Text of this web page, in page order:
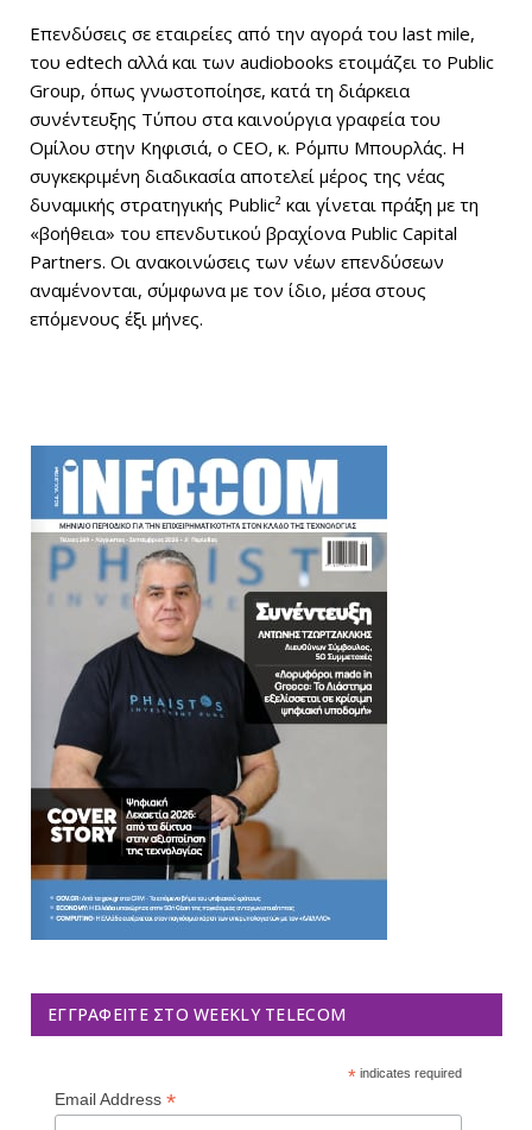
Επενδύσεις σε εταιρείες από την αγορά του last mile,
του edtech αλλά και των audiobooks ετοιμάζει το Public
Group, όπως γνωστοποίησε, κατά τη διάρκεια
συνέντευξης Τύπου στα καινούργια γραφεία του
Ομίλου στην Κηφισιά, ο CEO, κ. Ρόμπυ Μπουρλάς. Η
συγκεκριμένη διαδικασία αποτελεί μέρος της νέας
δυναμικής στρατηγικής Public² και γίνεται πράξη με τη
«βοήθεια» του επενδυτικού βραχίονα Public Capital
Partners. Οι ανακοινώσεις των νέων επενδύσεων
αναμένονται, σύμφωνα με τον ίδιο, μέσα στους
επόμενους έξι μήνες.
ΕΓΓΡΑΦΕΊΤΕ ΣΤΟ WEEKLY TELECOM
*indicates required
Email Address *